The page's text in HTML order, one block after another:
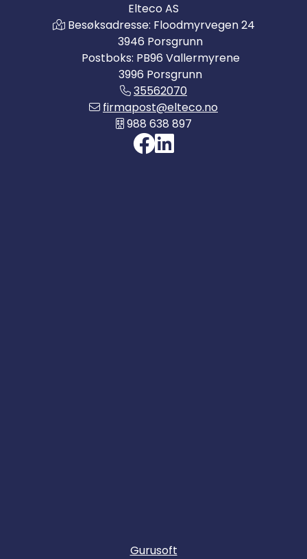
Elteco AS
Besøksadresse: Floodmyrvegen 24
3946 Porsgrunn
Postboks: PB96 Vallermyrene
3996 Porsgrunn
35562070
firmapost@elteco.no
988 638 897
Gurusoft